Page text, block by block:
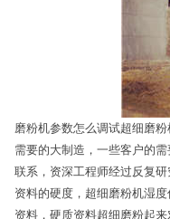
磨粉机参数怎么调试超细磨
需要的大制造，一些客户的
联系，资深工程师经过反复
资料的硬度，超细磨粉机湿
资料，硬质资料超细磨粉起